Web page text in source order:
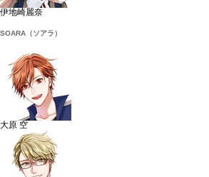
伊地崎麗奈
SOARA（ソアラ）
大原 空